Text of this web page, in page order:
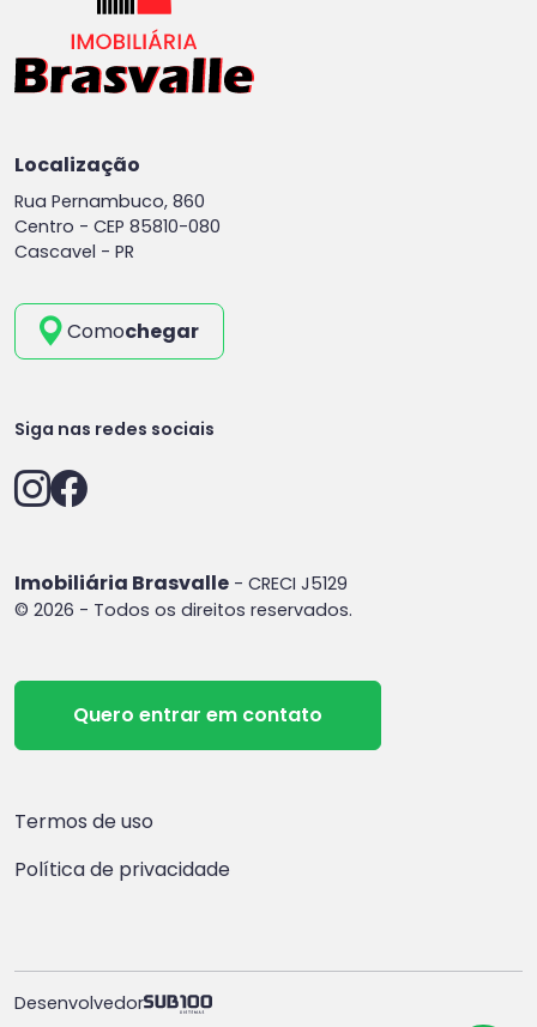
Localização
Rua Pernambuco, 860
Centro - CEP 85810-080
Cascavel - PR
Comochegar
Siga nas redes sociais
Imobiliária Brasvalle - CRECI J5129
© 2026 - Todos os direitos reservados.
Quero entrar em contato
Termos de uso
Política de privacidade
Desenvolvedor